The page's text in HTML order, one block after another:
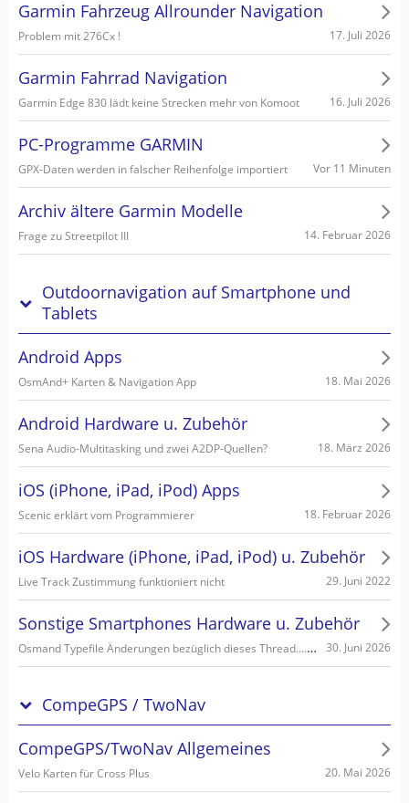
Garmin Fahrzeug Allrounder Navigation
Problem mit 276Cx ! 17. Juli 2026
Garmin Fahrrad Navigation
Garmin Edge 830 lädt keine Strecken mehr von Komoot 16. Juli 2026
PC-Programme GARMIN
GPX-Daten werden in falscher Reihenfolge importiert Vor 11 Minuten
Archiv ältere Garmin Modelle
Frage zu Streetpilot III 14. Februar 2026
Outdoornavigation auf Smartphone und
Tablets
Android Apps
OsmAnd+ Karten & Navigation App 18. Mai 2026
Android Hardware u. Zubehör
Sena Audio-Multitasking und zwei A2DP-Quellen? 18. März 2026
iOS (iPhone, iPad, iPod) Apps
Scenic erklärt vom Programmierer 18. Februar 2026
iOS Hardware (iPhone, iPad, iPod) u. Zubehör
Live Track Zustimmung funktioniert nicht 29. Juni 2022
Sonstige Smartphones Hardware u. Zubehör
Osmand Typefile Änderungen bezüglich dieses Thread....., mögliche Fehlerquelle warum es nicht gehen kann... 30. Juni 2026
CompeGPS / TwoNav
CompeGPS/TwoNav Allgemeines
Velo Karten für Cross Plus 20. Mai 2026